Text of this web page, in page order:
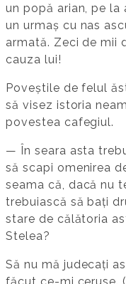
un popă arian, pe la
un urmaș cu nas
armată. Zeci de mii
cauza lui!
Poveștile de felul
să visez istoria
povestea cafegiul.
— În seara asta
să scapi omenirea
seama că, dacă nu
trebuiască să bați
stare de călătoria
Stelea?
Să nu mă judecați